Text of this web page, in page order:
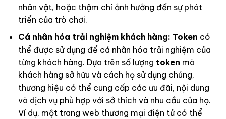
nhân vật, hoặc thậm chí ảnh hưởng đến sự phát
triển của trò chơi.
Cá nhân hóa trải nghiệm khách hàng: Token có
thể được sử dụng để cá nhân hóa trải nghiệm của
từng khách hàng. Dựa trên số lượng token mà
khách hàng sở hữu và cách họ sử dụng chúng,
thương hiệu có thể cung cấp các ưu đãi, nội dung
và dịch vụ phù hợp với sở thích và nhu cầu của họ.
Ví dụ, một trang web thương mại điện tử có thể